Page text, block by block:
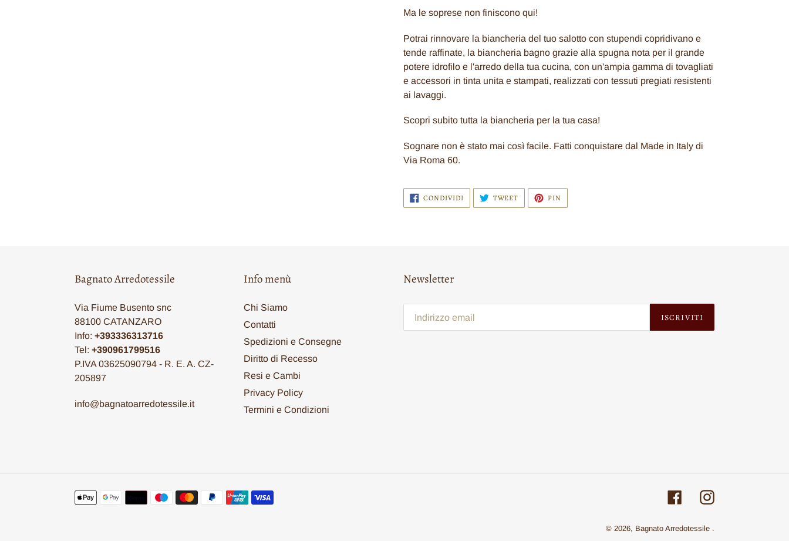
Ma le soprese non finiscono qui!
Potrai rinnovare la biancheria del tuo salotto con stupendi copridivano e
tende raffinate, la biancheria bagno grazie alla spugna nota per il grande
potere idrofilo e l'arredo della tua cucina, con un'ampia gamma di tovagliati
e accessori in tinta unita e stampati, realizzati con tessuti pregiati resistenti
ai lavaggi.
Scopri subito tutta la biancheria per la tua casa!
Sognare non è stato mai così facile. Fatti conquistare dal Made in Italy di
Via Roma 60.
CONDIVIDICONDIVIDI
SU
FACEBOOK
TWEET TWITTA
TWITTER
PIN
PINTEREST
Bagnato Arredotessile
Via Fiume Busento snc
88100 CATANZARO
Info: +393336313716
Tel: +390961799516
P.IVA 03625090794 - R. E. A. CZ-
205897
info@bagnatoarredotessile.it
Info menù
Chi Siamo
Contatti
Spedizioni e Consegne
Diritto di Recesso
Resi e Cambi
Privacy Policy
Termini e Condizioni
Newsletter
ISCRIVITI
Metodi
FacebookInstagram
© 2026, Bagnato Arredotessile .